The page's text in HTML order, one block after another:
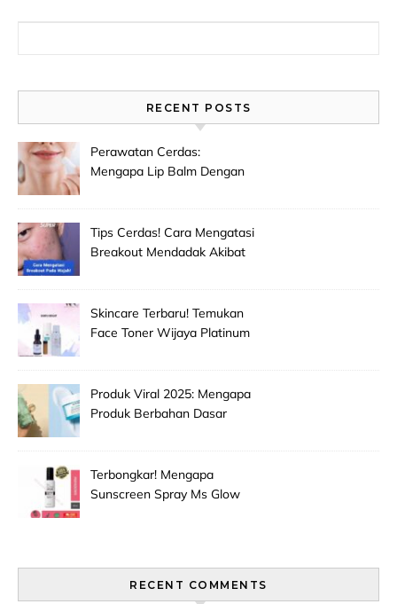
RECENT POSTS
Perawatan Cerdas:
Mengapa Lip Balm Dengan
Kering!
Tips Cerdas! Cara Mengatasi
Breakout Mendadak Akibat
Skincare Terbaru! Temukan
Face Toner Wijaya Platinum
Efektif!
Produk Viral 2025: Mengapa
Produk Berbahan Dasar
Terbongkar! Mengapa
Sunscreen Spray Ms Glow
RECENT COMMENTS